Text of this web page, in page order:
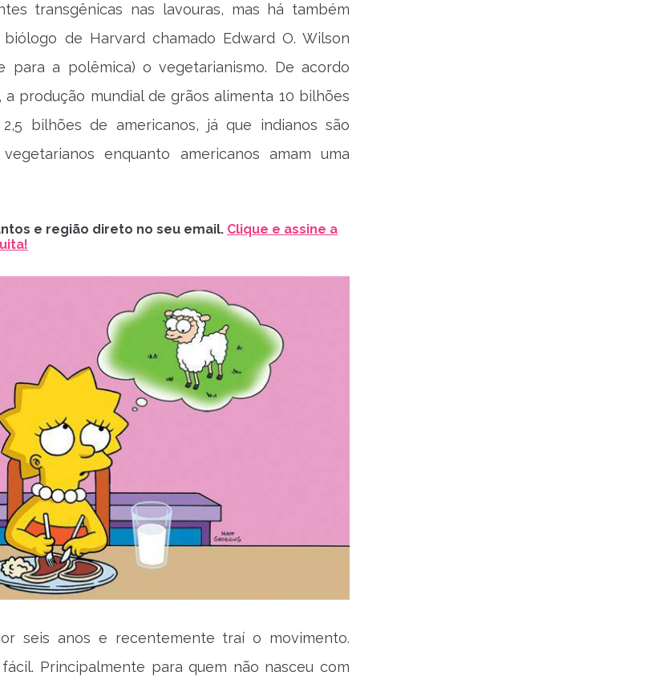
transgênicas nas lavouras, mas há também
de Harvard chamado Edward O. Wilson
para a polêmica) o vegetarianismo. De acordo
produção mundial de grãos alimenta 10 bilhões
bilhões de americanos, já que indianos são
enquanto americanos amam uma
e região direto no seu email. Clique e assine a
seis anos e recentemente traí o movimento.
Principalmente para quem não nasceu com